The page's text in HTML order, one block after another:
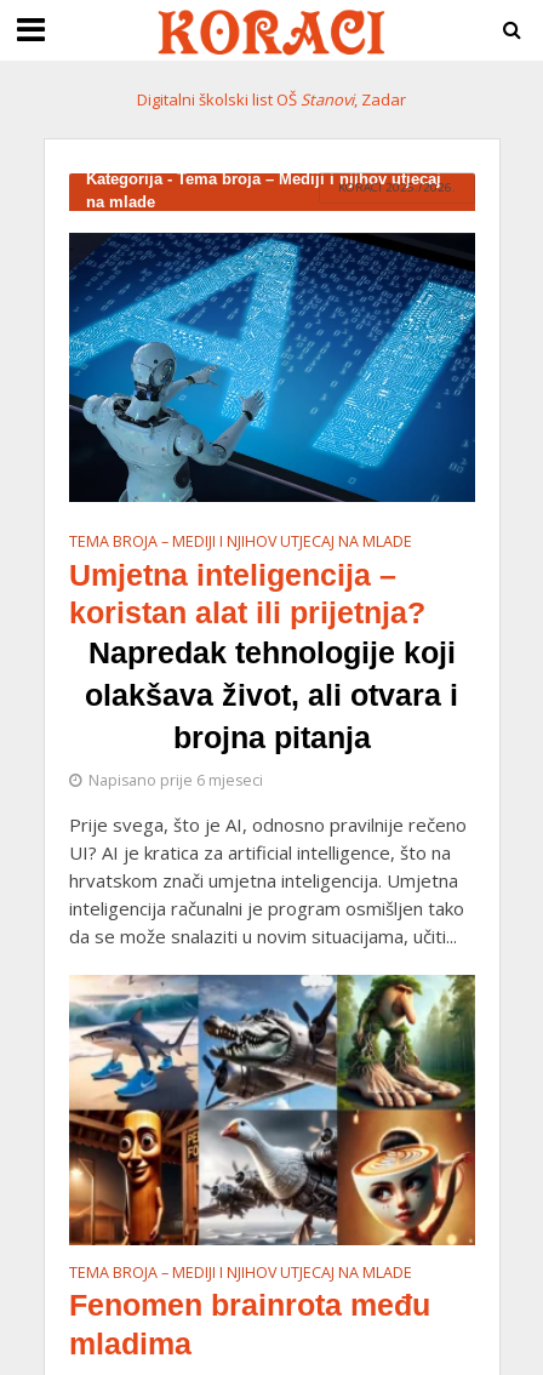
Digitalni školski list OŠStanovi, Zadar
Kategorija - Tema broja – Mediji i njihov utjecaj
na mlade
KORACI 2025./2026.
TEMA BROJA – MEDIJI I NJIHOV UTJECAJ NA MLADE
Umjetna inteligencija –
koristan alat ili prijetnja?
Napredak tehnologije koji
olakšava život, ali otvara i
brojna pitanja
Napisano prije 6 mjeseci
Prije svega, što je AI, odnosno pravilnije rečeno
UI? AI je kratica za artificial intelligence, što na
hrvatskom znači umjetna inteligencija. Umjetna
inteligencija računalni je program osmišljen tako
da se može snalaziti u novim situacijama, učiti...
TEMA BROJA – MEDIJI I NJIHOV UTJECAJ NA MLADE
Fenomen brainrota među
mladima